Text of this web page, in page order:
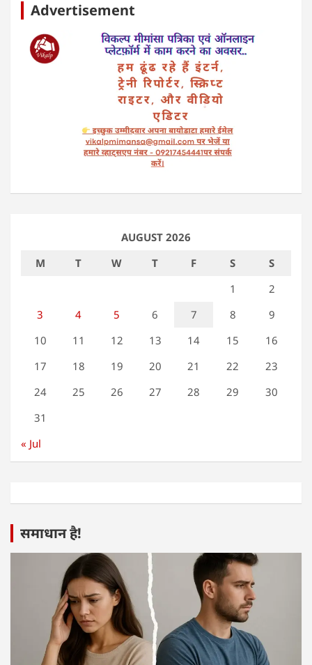
Advertisement
AUGUST 2026
M
T W T F S
S
1
2
3
4 5 6 7 8
9
10
11 12 13 14 15
16
17
18 19 20 21 22
23
24
25 26 27 28 29
30
31
« Jul
समाधान है!